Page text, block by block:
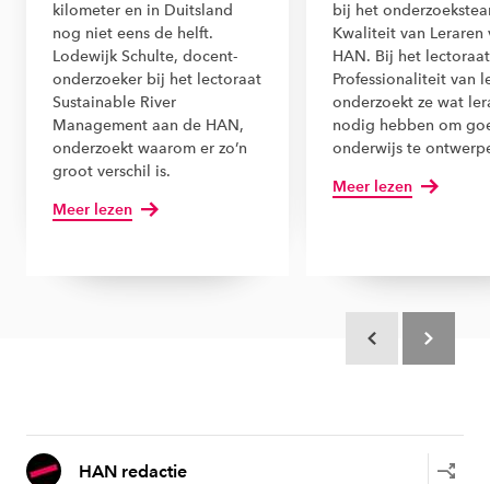
kilometer en in Duitsland
nog niet eens de helft.
Lodewijk Schulte, docent-
onderzoeker bij het lectoraat
Sustainable River
Management aan de HAN,
onderzoekt waarom er zo’n
groot verschil is.
Meer lezen
bij het
Kwaliteit van Leraren
HAN. Bij het lectoraat
Professionaliteit van
onderzoekt ze wat
nodig hebben om
onderwijs te
Meer lezen
HAN redactie